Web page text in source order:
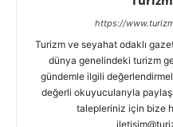
https://
Turizm ve seyahat odaklı
dünya genelindeki turizm
gündemle ilgili
değerli okuyucularıyla
talepleriniz için bize